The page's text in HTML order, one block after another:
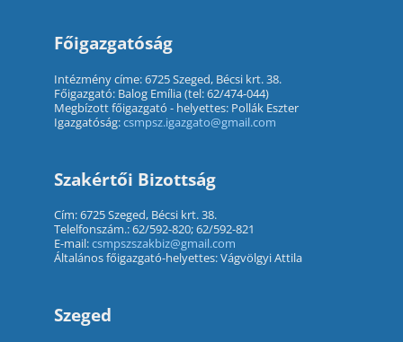
Főigazgatóság
Intézmény címe: 6725 Szeged, Bécsi krt. 38.
Főigazgató: Balog Emília (tel: 62/474-044)
Megbízott főigazgató - helyettes: Pollák Eszter
Igazgatóság:csmpsz.igazgato@gmail.com
Szakértői Bizottság
Cím: 6725 Szeged, Bécsi krt. 38.
Telelfonszám.: 62/592-820; 62/592-821
E-mail:csmpszszakbiz@gmail.com
Általános főigazgató-helyettes: Vágvölgyi Attila
Szeged